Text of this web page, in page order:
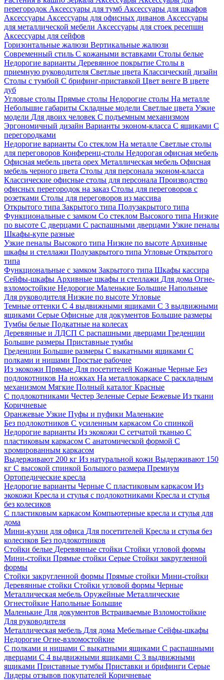
перегородок Аксессуары для тумб Аксессуары для шкафов
Аксессуары Аксессуары для офисных диванов Аксессуары
для металлической мебели Аксессуары для стоек ресепшн
Аксессуары для сейфов
Горизонтальные жалюзи Вертикальные жалюзи
Современный стиль С кожаными вставками Столы белые
Недорогие варианты Деревянное покрытие Столы в
приемную руководителя Светлые цвета Классический дизайн
Столы с тумбой С брифинг-приставкой Цвет венге В цвете
дуб
Угловые столы Прямые столы Недорогие столы На металле
Небольшие габариты Складные модели Светлые цвета Узкие
модели Для двоих человек С подъемным механизмом
Эргономичный дизайн Варианты эконом-класса С ящиками С
перегородками
Недорогие варианты Со стеклом На металле Светлые столы
для переговоров Конференц-столы Недорогая офисная мебель
Офисная мебель цвета орех Металлическая мебель Офисная
мебель черного цвета Столы для персонала эконом-класса
Классические офисные столы для персонала Производство
офисных перегородок на заказ Столы для переговоров с
розетками Столы для переговоров из массива
Открытого типа Закрытого типа Полузакрытого типа
Функциональные с замком Со стеклом Высокого типа Низкие
по высоте С дверцами С распашными дверцами Узкие пеналы
Шкафы-купе разные
Узкие пеналы Высокого типа Низкие по высоте Архивные
шкафы и стеллажи Полузакрытого типа Угловые Открытого
типа
Функциональные с замком Закрытого типа Шкафы кассира
Сейфы-шкафы Архивные шкафы и стеллажи Для дома Огне-
взломостойкие Недорогие Маленькие Большие Напольные
Для руководителя Низкие по высоте Угловые
Темные оттенки С 4 выдвижными ящиками С 3 выдвижными
ящиками Серые Офисные для документов Большие размеры
Тумбы белые Подкатные на колесах
Деревянные и ЛДСП С распашными дверцами Греденции
Большие размеры Приставные тумбы
Греденции Большие размеры С выкатными ящиками С
полками и нишами Простые рабочие
Из экокожи Прямые Для посетителей Кожаные Черные Без
подлокотников На ножках На металлокаркасе С раскладным
механизмом Мягкие Полный каталог Красные
С подлокотниками Честер Зеленые Серые Бежевые Из ткани
Коричневые
Оранжевые Узкие Пуфы и пуфики Маленькие
Без подлокотников С усиленным каркасом Со спинкой
Недорогие варианты Из экокожи С сетчатой тканью С
пластиковым каркасом С анатомической формой С
хромированным каркасом
Выдерживают 200 кг Из натуральной кожи Выдерживают 150
кг С высокой спинкой Большого размера Премиум
Ортопедические кресла
Недорогие варианты Черные С пластиковым каркасом Из
экокожи Кресла и стулья с подлокотниками Кресла и стулья
без колесиков
С пластиковым каркасом Компьютерные кресла и стулья для
дома
Мини-кухни для офиса Для посетителей Кресла и стулья без
колесиков Без подлокотников
Стойки белые Деревянные стойки Стойки угловой формы
Мини-стойки Прямые стойки Серые Стойки закругленной
формы
Стойки закругленной формы Прямые стойки Мини-стойки
Деревянные стойки Стойки угловой формы Черные
Металлическая мебель Оружейные Металлические
Огнестойкие Напольные Большие
Маленькие Для документов Встраиваемые Взломостойкие
Для руководителя
Металлическая мебель Для дома Мебельные Сейфы-шкафы
Недорогие Огне-взломостойкие
С полками и нишами С выкатными ящиками С распашными
дверцами С 4 выдвижными ящиками С 3 выдвижными
ящиками Приставные тумбы Приставки и брифинги Серые
Лидеры отзывов покупателей Коричневые